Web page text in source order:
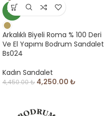
YENI
Arkalıklı Biyeli Roma % 100 Deri
Ve El Yapımı Bodrum Sandalet
Bs024
Kadın Sandalet
4,450.00₺ 4,250.00 ₺